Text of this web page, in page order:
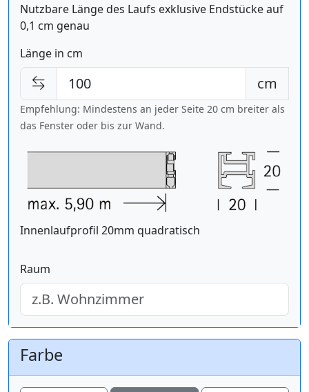
Nutzbare Länge des Laufs exklusive Endstücke auf
0,1 cm genau
Länge in cm
cm
Empfehlung: Mindestens an jeder Seite 20 cm breiter als
das Fenster oder bis zur Wand.
Innenlaufprofil 20mm quadratisch
Raum
Farbe